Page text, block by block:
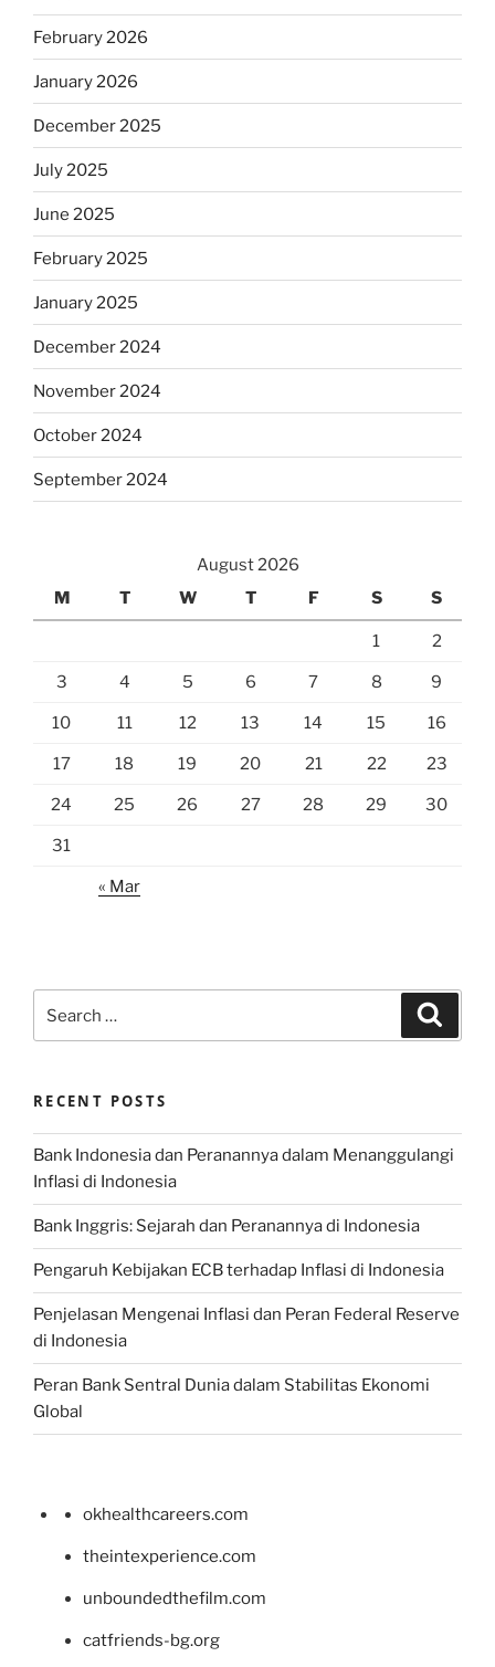
February 2026
January 2026
December 2025
July 2025
June 2025
February 2025
January 2025
December 2024
November 2024
October 2024
September 2024
August 2026
M
T W T F S S
1 2
3 4 5 6 7 8 9
10 11 12 13 14 15 16
17 18 19 20 21 22 23
24 25 26 27 28 29 30
31
« Mar
for:
RECENT POSTS
Bank Indonesia dan Peranannya dalam Menanggulangi
Inflasi di Indonesia
Bank Inggris: Sejarah dan Peranannya di Indonesia
Pengaruh Kebijakan ECB terhadap Inflasi di Indonesia
Penjelasan Mengenai Inflasi dan Peran Federal Reserve
di Indonesia
Peran Bank Sentral Dunia dalam Stabilitas Ekonomi
Global
okhealthcareers.com
theintexperience.com
unboundedthefilm.com
catfriends-bg.org